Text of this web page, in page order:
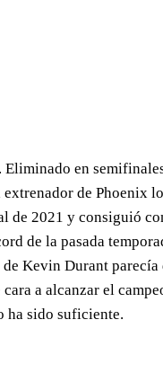
. Eliminado en
extrenador de Phoenix
de 2021 y consiguió
de la pasada
Kevin Durant parecía
a alcanzar el
ha sido suficiente.